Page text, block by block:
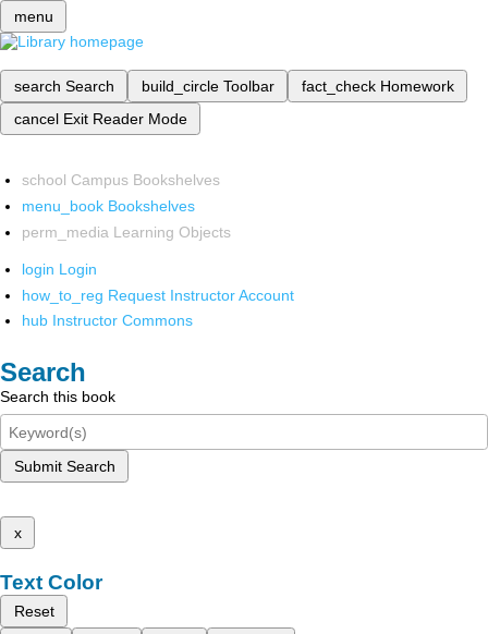
menu
search Search build_circle Toolbar fact_check Homework
cancel Exit Reader Mode
school Campus Bookshelves
menu_book Bookshelves
perm_media Learning Objects
login Login
how_to_reg Request Instructor Account
hub Instructor Commons
Search
Search this book
Submit Search
x
Text Color
Reset